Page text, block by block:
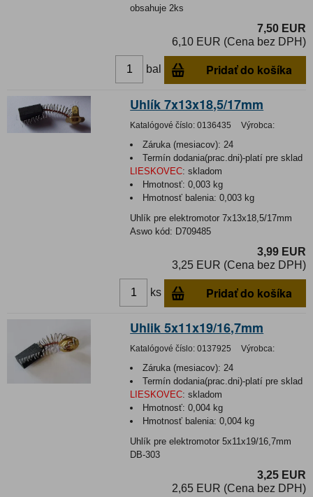
obsahuje 2ks
7,50 EUR
6,10 EUR (Cena bez DPH)
bal Pridať do košíka
Uhlík 7x13x18,5/17mm
Katalógové číslo: 0136435 Výrobca:
Záruka (mesiacov): 24
Termín dodania(prac.dni)-platí pre sklad
LIESKOVEC: skladom
Hmotnosť:0,003 kg
Hmotnosť balenia:0,003 kg
Uhlík pre elektromotor 7x13x18,5/17mm
Aswo kód: D709485
3,99 EUR
3,25 EUR (Cena bez DPH)
ks Pridať do košíka
Uhlik 5x11x19/16,7mm
Katalógové číslo: 0137925 Výrobca:
Záruka (mesiacov): 24
Termín dodania(prac.dni)-platí pre sklad
LIESKOVEC: skladom
Hmotnosť:0,004 kg
Hmotnosť balenia:0,004 kg
Uhlík pre elektromotor 5x11x19/16,7mm
DB-303
3,25 EUR
2,65 EUR (Cena bez DPH)